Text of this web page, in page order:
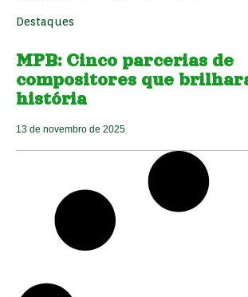
Destaques
MPB: Cinco parcerias de
compositores que
história
13 de novembro de 2025